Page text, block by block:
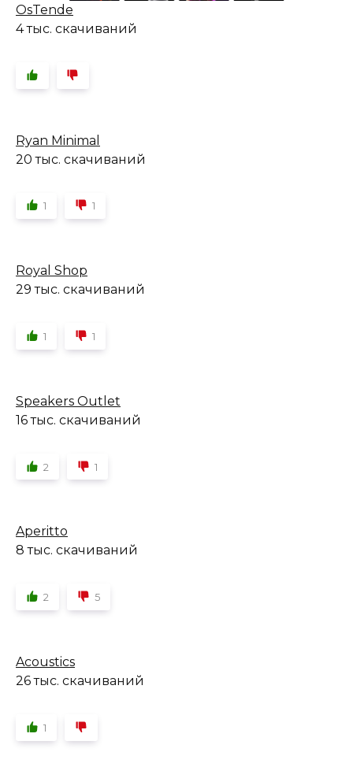
OsTende
4 тыс. скачиваний
Ryan Minimal
20 тыс. скачиваний
1 1
Royal Shop
29 тыс. скачиваний
1 1
Speakers Outlet
16 тыс. скачиваний
2 1
Aperitto
8 тыс. скачиваний
2 5
Acoustics
26 тыс. скачиваний
1